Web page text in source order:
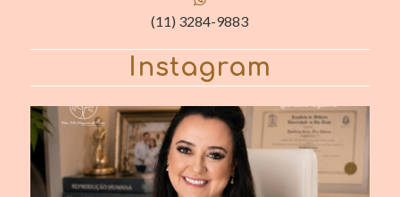
(11) 3284-9883
Instagram